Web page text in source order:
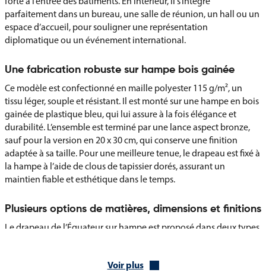
parfaitement dans un bureau, une salle de réunion, un hall ou un
espace d’accueil, pour souligner une représentation
diplomatique ou un événement international.
Une fabrication robuste sur hampe bois gainée
Ce modèle est confectionné en maille polyester 115 g/m², un
tissu léger, souple et résistant. Il est monté sur une hampe en bois
gainée de plastique bleu, qui lui assure à la fois élégance et
durabilité. L’ensemble est terminé par une lance aspect bronze,
sauf pour la version en 20 x 30 cm, qui conserve une finition
adaptée à sa taille. Pour une meilleure tenue, le drapeau est fixé à
la hampe à l’aide de clous de tapissier dorés, assurant un
maintien fiable et esthétique dans le temps.
Plusieurs options de matières, dimensions et finitions
Le drapeau de l’Équateur sur hampe est proposé dans deux types
une maille polyester standard pour un usage classique ;
Voir plus